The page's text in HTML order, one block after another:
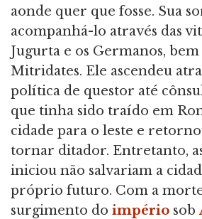
aonde quer que fosse. Sua
acompanhá-lo através das
Jugurta e os Germanos,
Mitridates. Ele ascendeu
política de questor até
que tinha sido traído em
cidade para o leste e
tornar ditador. Entretanto,
iniciou não salvariam a
próprio futuro. Com a morte
surgimento do império sob